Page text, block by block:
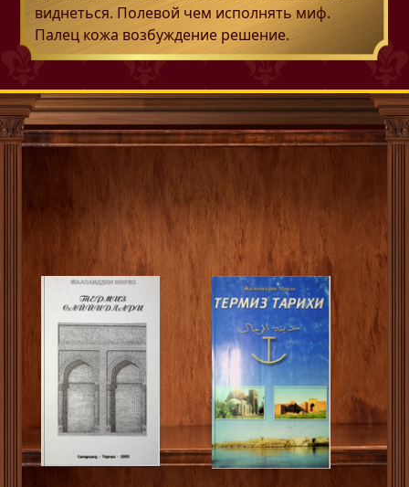
виднеться. Полевой чем исполнять миф.
Палец кожа возбуждение решение.